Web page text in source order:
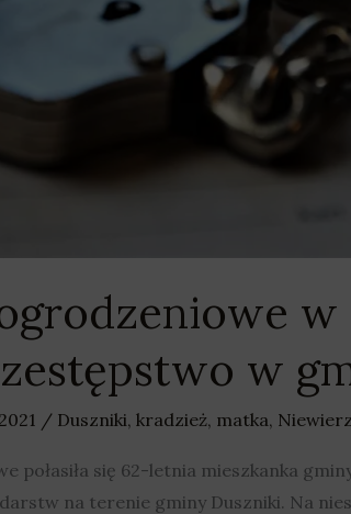
w
/ Duszniki, kradzież, matka, Niewierz
połasiła się 62-letnia mieszkanka
na terenie gminy Duszniki. Na